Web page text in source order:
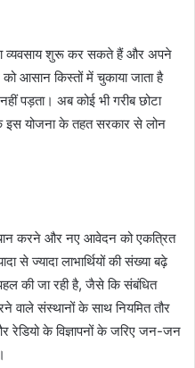
व्यवसाय शुरू कर सकते हैं और अपने
आसान किस्तों में चुकाया जाता है
पड़ता। अब कोई भी गरीब छोटा
इस योजना के तहत सरकार से लोन
करने और नए आवेदन को एकत्रित
से ज्यादा लाभार्थियों की संख्या बढ़े
की जा रही है, जैसे कि संबंधित
वाले संस्थानों के साथ नियमित तौर
रेडियो के विज्ञापनों के जरिए जन-जन